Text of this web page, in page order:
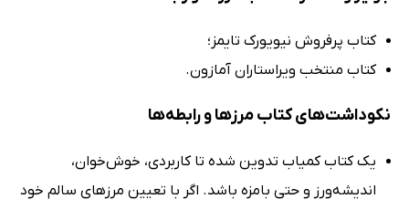
کتاب پرفروش نیویورک تایمز؛
کتاب منتخب ویراستاران آمازون.
نکوداشت‌های کتاب مرزها و رابطه‌ها
یک کتاب کمیاب تدوین شده تا کاربردی، خوش‌خوان،
اندیشه‌ورز و حتی بامزه باشد. اگر با تعیین مرزهای سالم خود